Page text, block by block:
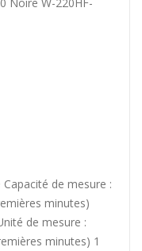
de mesure :
minutes)
de mesure :
minutes) 1